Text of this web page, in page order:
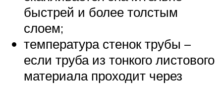
быстрей и более толстым
слоем;
температура стенок трубы –
если труба из тонкого листового
материала проходит через